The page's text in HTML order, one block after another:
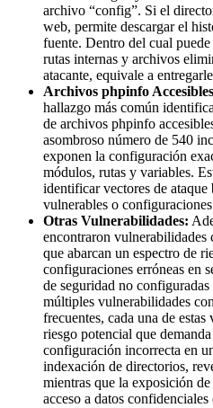
archivo “config”. Si el
web, permite descargar el
fuente. Dentro del cual
rutas internas y archivos
atacante, equivale a
Archivos phpinfo
hallazgo más común
de archivos phpinfo
asombroso número de 540
exponen la configuración
módulos, rutas y variables.
identificar vectores de ataque
vulnerables o
Otras Vulnerabilidades:
encontraron vulnerabilidades
que abarcan un espectro de
configuraciones erróneas en
de seguridad no
múltiples vulnerabilidades
frecuentes, cada una de
riesgo potencial que
configuración incorrecta en
indexación de directorios,
mientras que la exposición
acceso a datos